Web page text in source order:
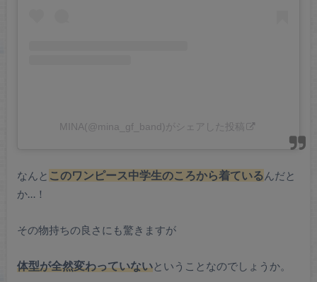
MINA(@mina_gf_band)がシェアした投稿
なんと このワンピース中学生のころから着ているんだと
か…！
その物持ちの良さにも驚きますが
体型が全然変わっていないということなのでしょうか。